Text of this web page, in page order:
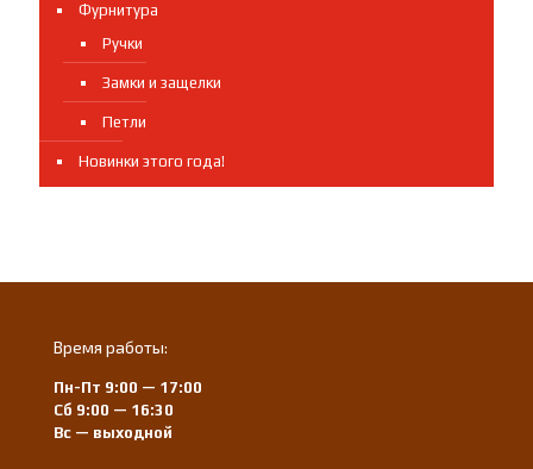
Фурнитура
Ручки
Замки и защелки
Петли
Новинки этого года!
Время работы:
Пн-Пт 9:00 — 17:00
Сб 9:00 — 16:30
Вс — выходной